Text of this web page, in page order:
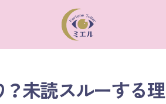
未読スルーする